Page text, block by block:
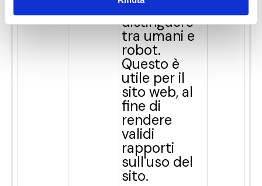
usato per
distinguere
tra umani e
robot.
Questo è
utile per il
sito web, al
fine di
rendere
validi
rapporti
sull'uso del
sito.